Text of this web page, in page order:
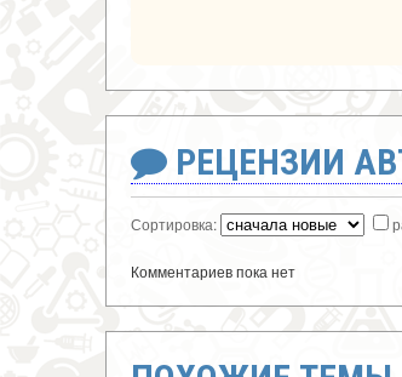
РЕЦЕНЗИИ
Сортировка:
Комментариев пока нет